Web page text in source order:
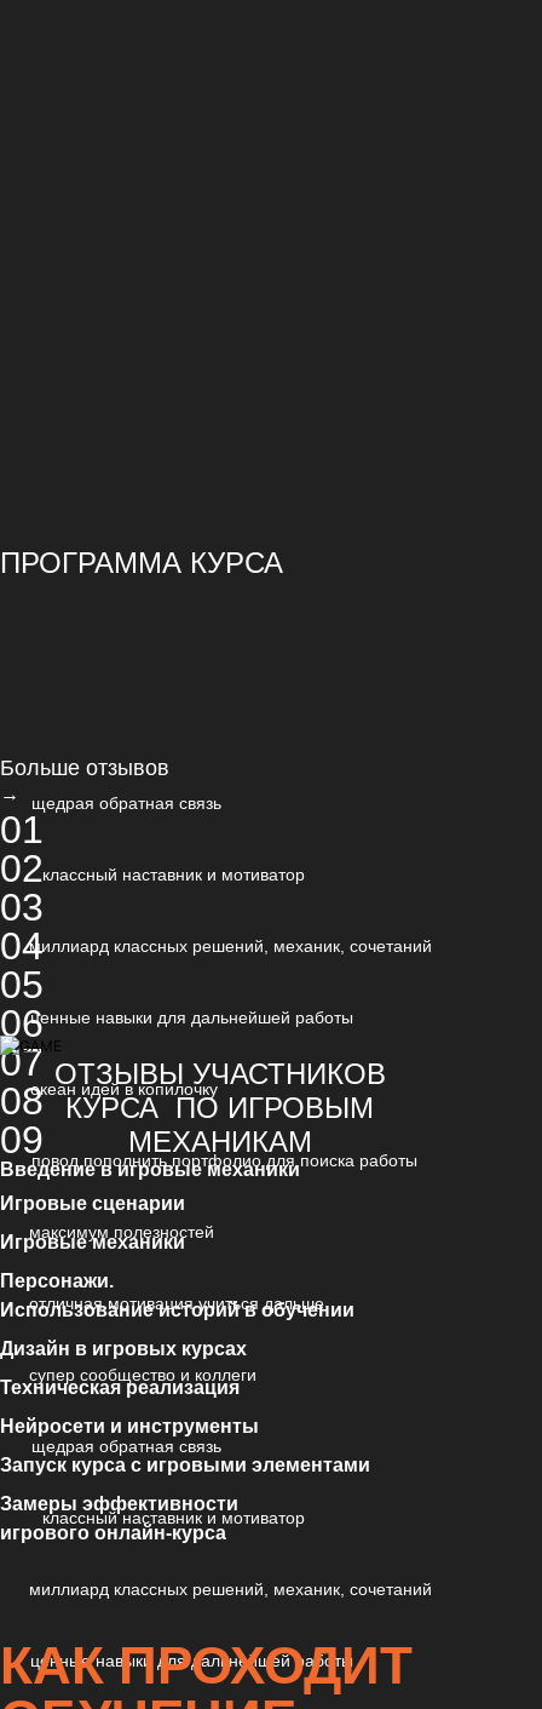
ПРОГРАММА КУРСА
01
02
03
04
05
06
07
08
09
Введение в игровые механики
Игровые сценарии
Игровые механики
Персонажи.
Использование историй в обучении
Дизайн в игровых курсах
Техническая реализация
Нейросети и инструменты
Запуск курса с игровыми элементами
Замеры эффективности
игрового онлайн-курса
ОТЗЫВЫ УЧАСТНИКОВ
КУРСА ПО ИГРОВЫМ
МЕХАНИКАМ
Больше отзывов
→ щедрая обратная связь
классный наставник и мотиватор
миллиард классных решений, механик, сочетаний
ценные навыки для дальнейшей работы
океан идей в копилочку
повод пополнить портфолио для поиска работы
максимум полезностей
отличная мотивация учиться дальше
супер сообщество и коллеги
щедрая обратная связь
классный наставник и мотиватор
миллиард классных решений, механик, сочетаний
ценные навыки для дальнейшей работы
КАК ПРОХОДИТ